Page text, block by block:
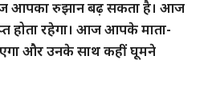
आपका रुझान बढ़ सकता है। आज
होता रहेगा। आज आपके माता-
और उनके साथ कहीं घूमने